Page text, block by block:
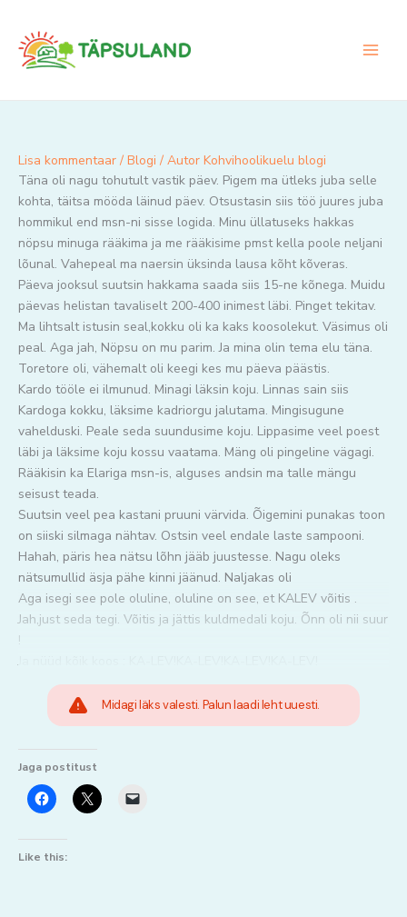
content
Lisa kommentaar / Blogi / Autor Kohvihoolikuelu blogi
Täna oli nagu tohutult vastik päev. Pigem ma ütleks juba selle
kohta, täitsa mööda läinud päev. Otsustasin siis töö juures juba
hommikul end msn-ni sisse logida. Minu üllatuseks hakkas
nöpsu minuga rääkima ja me rääkisime pmst kella poole neljani
lõunal. Vahepeal ma naersin üksinda lausa kõht kõveras.
Päeva jooksul suutsin hakkama saada siis 15-ne kõnega. Muidu
päevas helistan tavaliselt 200-400 inimest läbi. Pinget tekitav.
Ma lihtsalt istusin seal,kokku oli ka kaks koosolekut. Väsimus oli
peal. Aga jah, Nöpsu on mu parim. Ja mina olin tema elu täna.
Toretore oli, vähemalt oli keegi kes mu päeva päästis.
Kardo tööle ei ilmunud. Minagi läksin koju. Linnas sain siis
Kardoga kokku, läksime kadriorgu jalutama. Mingisugune
vahelduski. Peale seda suundusime koju. Lippasime veel poest
läbi ja läksime koju kossu vaatama. Mäng oli pingeline vägagi.
Rääkisin ka Elariga msn-is, alguses andsin ma talle mängu
seisust teada.
Suutsin veel pea kastani pruuni värvida. Õigemini punakas toon
on siiski silmaga nähtav. Ostsin veel endale laste sampooni.
Hahah, päris hea nätsu lõhn jääb juustesse. Nagu oleks
nätsumullid äsja pähe kinni jäänud. Naljakas oli
Aga isegi see pole oluline, oluline on see, et KALEV võitis .
Jah,just seda tegi. Võitis ja jättis kuldmedali koju. Õnn oli nii suur
!
Midagi läks valesti. Palun laadi leht uuesti.
Jaga postitust
Like this: